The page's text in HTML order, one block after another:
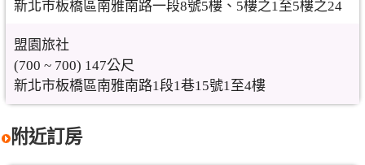
新北市板橋區南雅南路一段8號5樓、5樓之1至5樓之24
盟園旅社
(700 ~ 700) 147公尺
新北市板橋區南雅南路1段1巷15號1至4樓
附近訂房